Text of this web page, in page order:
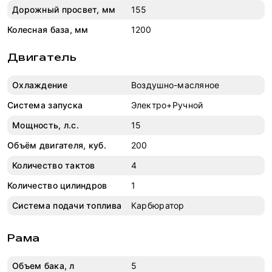
Дорожный просвет, мм
155
Колесная база, мм
1200
Двигатель
Охлаждение
Воздушно-масляное
Система запуска
Электро+Ручной
Мощность, л.с.
15
Объём двигателя, куб.
200
Количество тактов
4
Количество цилиндров
1
Система подачи топлива
Карбюратор
Рама
Объем бака, л 5